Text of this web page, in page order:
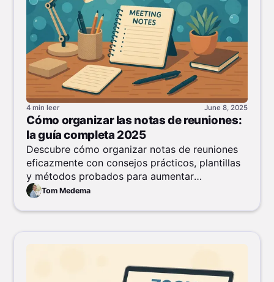
4 min leer June 8, 2025
Cómo organizar las notas de reuniones:
la guía completa 2025
Descubre cómo organizar notas de reuniones
eficazmente con consejos prácticos, plantillas
y métodos probados para aumentar
productividad y colaboración.
Tom Medema